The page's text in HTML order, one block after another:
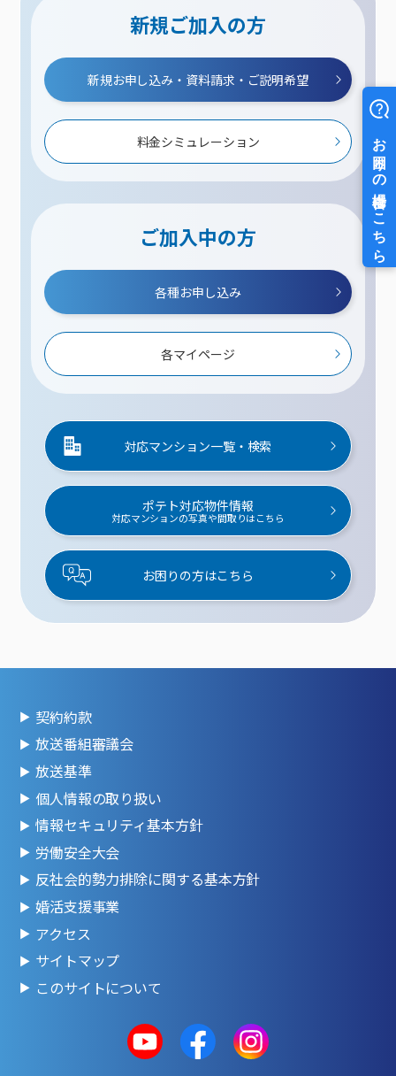
新規ご加入の方
新規お申し込み・資料請求・ご説明希望
料金シミュレーション
ご加入中の方
各種お申し込み
各マイページ
対応マンション一覧・検索
ポテト対応物件情報
対応マンションの写真や間取りはこちら
お困りの方はこちら
契約約款
放送番組審議会
放送基準
個人情報の取り扱い
情報セキュリティ基本方針
労働安全大会
反社会的勢力排除に関する基本方針
婚活支援事業
アクセス
サイトマップ
このサイトについて